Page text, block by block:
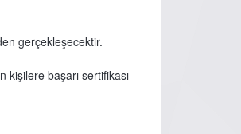
gerçekleşecektir.
başarı sertifikası